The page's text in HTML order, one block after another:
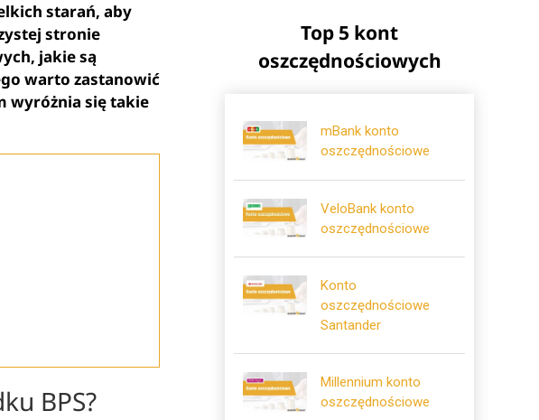
starań, aby
stronie
jakie są
warto zastanowić
wyróżnia się takie
BPS?
Top 5 kont
oszczędnościowych
mBank konto
oszczędnościowe
VeloBank konto
oszczędnościowe
Konto
oszczędnościowe
Santander
Millennium konto
oszczędnościowe